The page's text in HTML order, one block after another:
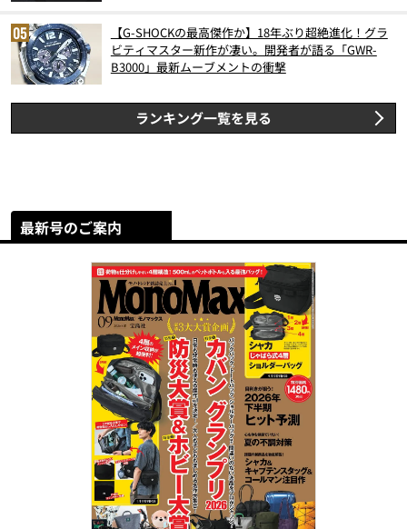
【G-SHOCKの最高傑作か】18年ぶり超絶進化！グラ
ビティマスター新作が凄い。開発者が語る「GWR-
B3000」最新ムーブメントの衝撃
ランキング一覧を見る
最新号のご案内